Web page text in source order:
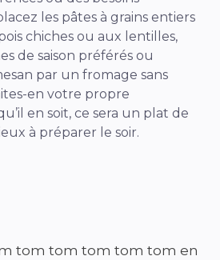
les pâtes à grains entiers
chiches ou aux lentilles,
de saison préférés ou
par un fromage sans
en votre propre
en soit, ce sera un plat de
à préparer le soir.
tom tom tom tom tom en